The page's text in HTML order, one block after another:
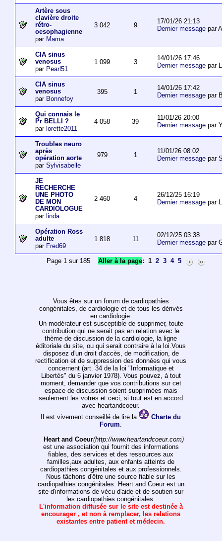
Artère sous
clavière droite
rétro-
oesophagienne
par Mama
3 042 9
17/01/26 21:13
Dernier messagepar
CIA sinus
venosus
par Pearl51
1 099 3
14/01/26 17:46
Dernier messagepar
CIA sinus
venosus
par Bonnefoy
395 1
14/01/26 17:42
Dernier messagepar
Qui connais le
Pr BELLI ?
par lorette2011
4 058 39
11/01/26 20:00
Dernier messagepar
Troubles neuro
après
opération aorte
par Sylvisabelle
979 1
11/01/26 08:02
Dernier messagepar
JE
RECHERCHE
UNE PHOTO
DE MON
CARDIOLOGUE
par linda
2 460 4
26/12/25 16:19
Dernier messagepar
Opération Ross
adulte
par Fred69
1 818 11
02/12/25 03:38
Dernier messagepar
Page 1 sur 185Aller à la page: 1 2 3 4 5
Vous êtes sur un forum de cardiopathies
congénitales, de cardiologie et de tous les dérivés
en cardiologie.
Un modérateur est susceptible de supprimer, toute
contribution qui ne serait pas en relation avec le
thème de discussion de la cardiologie, la ligne
éditoriale du site, ou qui serait contraire à la loi.Vous
disposez d'un droit d'accès, de modification, de
rectification et de suppression des données qui vous
concernent (art. 34 de la loi "Informatique et
Libertés" du 6 janvier 1978). Vous pouvez, á tout
moment, demander que vos contributions sur cet
espace de discussion soient supprimées mais
seulement les votres et ceci, si tout est en accord
avec heartandcoeur.
Il est vivement conseillé de lire la
Charte du
Forum.
Heart and Coeur(http://www.heartandcoeur.com)
est une association qui fournit des informations
fiables, des services et des ressources aux
familles,aux adultes, aux enfants atteints de
cardiopathies congénitales et aux professionnels.
Nous tâchons d'être une source fiable sur les
cardiopathies congénitales. Heart and Coeur est un
site d'informations de vécu d'aide et de soutien sur
les cardiopathies congénitales.
L'information diffusée sur le site est destinée à
encourager , et non à remplacer, les relations
existantes entre patient et médecin.